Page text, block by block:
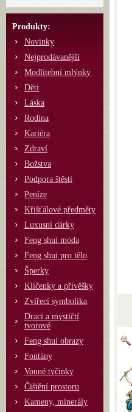
Produkty:
Novinky
Nejprodávanější
Modlitební mlýnky
Děti
Láska
Rodina
Kariéra
Zdraví
Božstva
Podpora štěstí
Peníze
Křišťálové předměty
Luxusní dárky
Feng shui móda
Feng shui pro tělo
Šperky
Klíčenky a přívěšky
Zvířecí symbolika
Draci a mystičtí
tvorové
Feng shui obrazy
Fontány
Vonné tyčinky
Čištění prostoru
Kameny, minerály